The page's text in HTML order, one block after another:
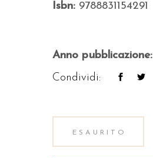
Isbn: 9788831154291
Anno pubblicazione:
Condividi:
ESAURITO